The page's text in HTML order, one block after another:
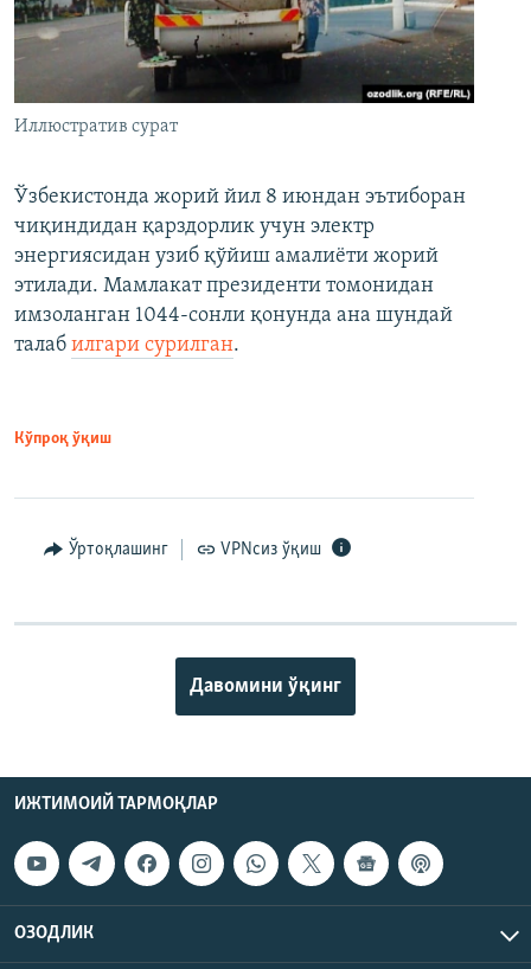
Иллюстратив сурат
Ўзбекистонда жорий йил 8 июндан эътиборан
чиқиндидан қарздорлик учун электр
энергиясидан узиб қўйиш амалиёти жорий
этилади. Мамлакат президенти томонидан
имзоланган 1044-сонли қонунда ана шундай
талаб илгари сурилган.
Кўпроқ ўқиш
Ўртоқлашинг VPNсиз ўқиш
Давомини ўқинг
ИЖТИМОИЙ ТАРМОҚЛАР
ОЗОДЛИК